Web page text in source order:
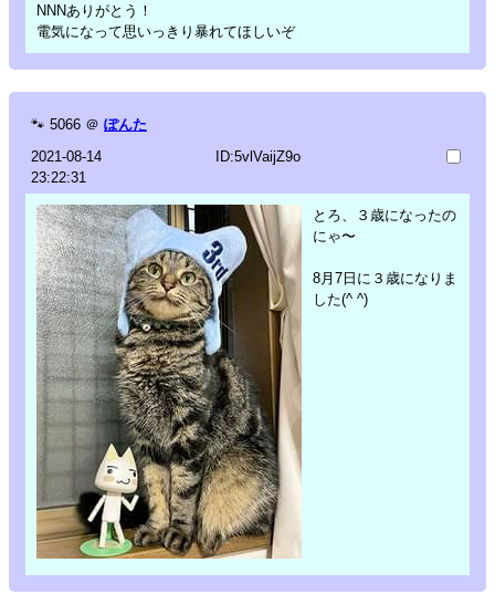
NNNありがとう！
電気になって思いっきり暴れてほしいぞ
🐾 5066 ＠ ぽんた
2021-08-14
23:22:31
ID:5vlVaijZ9o
とろ、３歳になったの
にゃ〜
8月7日に３歳になりま
した(^ ^)